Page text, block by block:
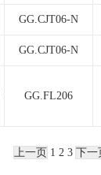
GG.CJT06-N
GG.CJT06-N
GG.FL206
上一页 1 2 3 下一